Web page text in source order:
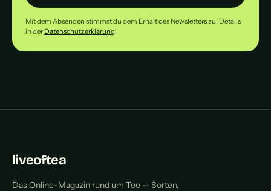
Mit dem Absenden stimmst du dem Erhalt des Newsletters zu. Details
in der Datenschutzerklärung.
liveoftea
Das Online-Magazin rund um Tee — Sorten,